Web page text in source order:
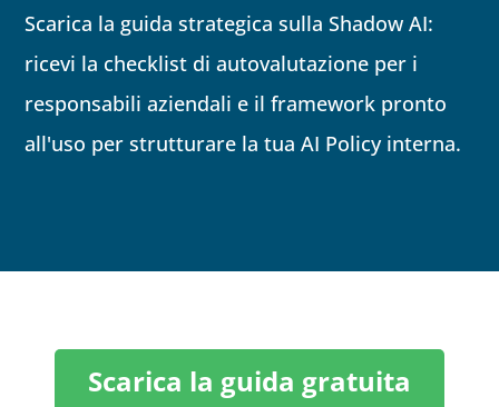
Scarica la guida strategica sulla Shadow AI:
ricevi la checklist di autovalutazione per i
responsabili aziendali e il framework pronto
all'uso per strutturare la tua AI Policy interna.
Scarica la guida gratuita